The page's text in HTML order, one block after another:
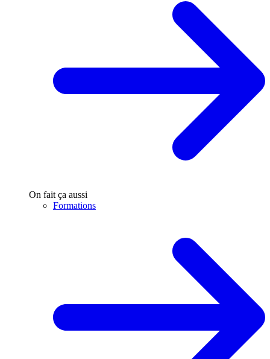
On fait ça aussi
Formations